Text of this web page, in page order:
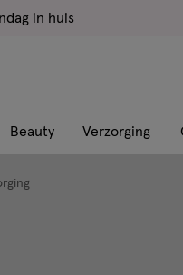
in huis
Beauty Verzorging